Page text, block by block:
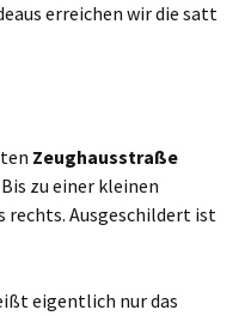
erreichen wir die satt
Zeughausstraße
zu einer kleinen
Ausgeschildert ist
eigentlich nur das